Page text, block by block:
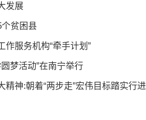
发展
贫困县
作服务机构“牵手计划”
梦活动”在南宁举行
精神:朝着“两步走”宏伟目标踏实行进